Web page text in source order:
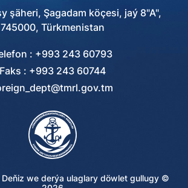
şäheri, Şagadam köçesi, jaý 8"A",
745000, Türkmenistan
: +993 243 60793
Faks : +993 243 60744
Deňiz we derýa ulaglary döwlet gullugy ©